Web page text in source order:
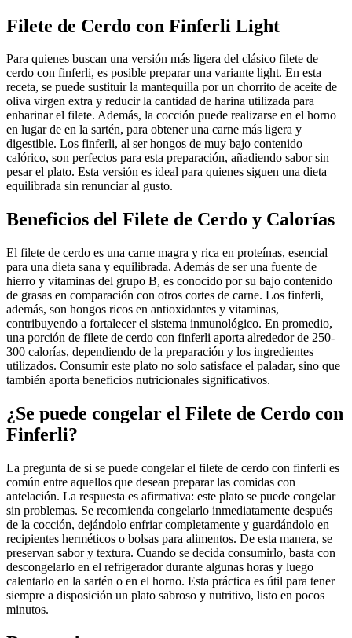
Filete de Cerdo con Finferli Light
Para quienes buscan una versión más ligera del clásico filete de
cerdo con finferli, es posible preparar una variante light. En esta
receta, se puede sustituir la mantequilla por un chorrito de aceite de
oliva virgen extra y reducir la cantidad de harina utilizada para
enharinar el filete. Además, la cocción puede realizarse en el horno
en lugar de en la sartén, para obtener una carne más ligera y
digestible. Los finferli, al ser hongos de muy bajo contenido
calórico, son perfectos para esta preparación, añadiendo sabor sin
pesar el plato. Esta versión es ideal para quienes siguen una dieta
equilibrada sin renunciar al gusto.
Beneficios del Filete de Cerdo y Calorías
El filete de cerdo es una carne magra y rica en proteínas, esencial
para una dieta sana y equilibrada. Además de ser una fuente de
hierro y vitaminas del grupo B, es conocido por su bajo contenido
de grasas en comparación con otros cortes de carne. Los finferli,
además, son hongos ricos en antioxidantes y vitaminas,
contribuyendo a fortalecer el sistema inmunológico. En promedio,
una porción de filete de cerdo con finferli aporta alrededor de 250-
300 calorías, dependiendo de la preparación y los ingredientes
utilizados. Consumir este plato no solo satisface el paladar, sino que
también aporta beneficios nutricionales significativos.
¿Se puede congelar el Filete de Cerdo con
Finferli?
La pregunta de si se puede congelar el filete de cerdo con finferli es
común entre aquellos que desean preparar las comidas con
antelación. La respuesta es afirmativa: este plato se puede congelar
sin problemas. Se recomienda congelarlo inmediatamente después
de la cocción, dejándolo enfriar completamente y guardándolo en
recipientes herméticos o bolsas para alimentos. De esta manera, se
preservan sabor y textura. Cuando se decida consumirlo, basta con
descongelarlo en el refrigerador durante algunas horas y luego
calentarlo en la sartén o en el horno. Esta práctica es útil para tener
siempre a disposición un plato sabroso y nutritivo, listo en pocos
minutos.